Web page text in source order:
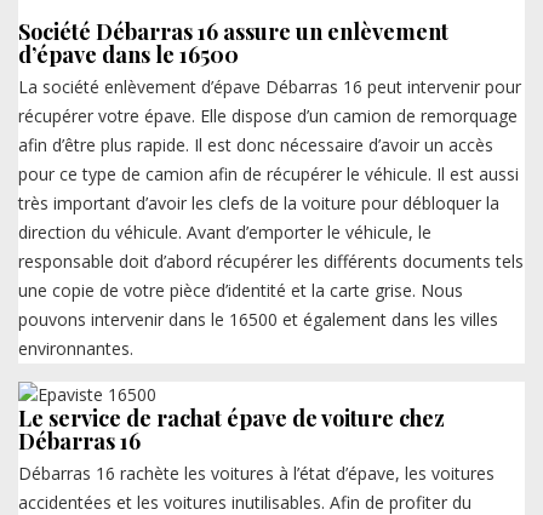
Société Débarras 16 assure un enlèvement
d’épave dans le 16500
La société enlèvement d’épave Débarras 16 peut intervenir pour
récupérer votre épave. Elle dispose d’un camion de remorquage
afin d’être plus rapide. Il est donc nécessaire d’avoir un accès
pour ce type de camion afin de récupérer le véhicule. Il est aussi
très important d’avoir les clefs de la voiture pour débloquer la
direction du véhicule. Avant d’emporter le véhicule, le
responsable doit d’abord récupérer les différents documents tels
une copie de votre pièce d’identité et la carte grise. Nous
pouvons intervenir dans le 16500 et également dans les villes
environnantes.
Le service de rachat épave de voiture chez
Débarras 16
Débarras 16 rachète les voitures à l’état d’épave, les voitures
accidentées et les voitures inutilisables. Afin de profiter du